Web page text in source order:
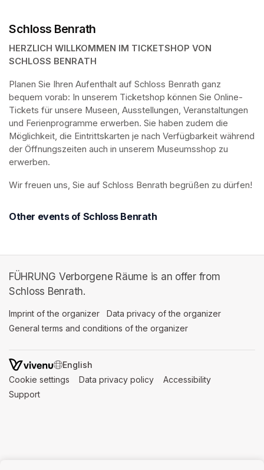
Schloss Benrath
HERZLICH WILLKOMMEN IM TICKETSHOP VON
SCHLOSS BENRATH
Planen Sie Ihren Aufenthalt auf Schloss Benrath ganz
bequem vorab: In unserem Ticketshop können Sie Online-
Tickets für unsere Museen, Ausstellungen, Veranstaltungen
und Ferienprogramme erwerben. Sie haben zudem die
Möglichkeit, die Eintrittskarten je nach Verfügbarkeit während
der Öffnungszeiten auch in unserem Museumsshop zu
erwerben.
Wir freuen uns, Sie auf Schloss Benrath begrüßen zu dürfen!
Other events of Schloss Benrath
FÜHRUNG Verborgene Räume is an offer from
Schloss Benrath.
Imprint of the organizer (opens in a new tab)
Data privacy of the organizer
General terms and conditions of the organizer
SWITCH LANGUAGE
Cookie settings (opens in a new tab)
Data privacy policy (opens in a new tab)
Accessibility
Support